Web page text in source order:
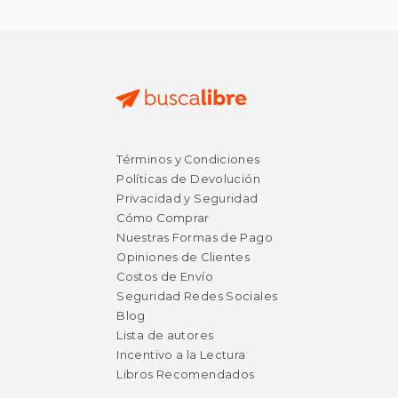
$ 22.79
$ 11.40
50%
Términos y Condiciones
Políticas de Devolución
Privacidad y Seguridad
Cómo Comprar
Nuestras Formas de Pago
Opiniones de Clientes
Costos de Envío
Seguridad Redes Sociales
Blog
Lista de autores
Incentivo a la Lectura
Libros Recomendados